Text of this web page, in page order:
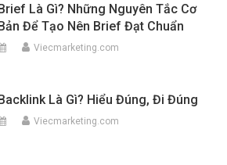
Là Gì? Những Nguyên Tắc Cơ
Để Tạo Nên Brief Đạt Chuẩn
Viecmarketing.com
Backlink Là Gì? Hiểu Đúng, Đi Đúng
Viecmarketing.com